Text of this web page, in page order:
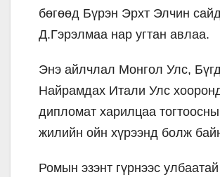
бөгөөд Бүрэн Эрхт Элчин сайд
Д.Гэрэлмаа нар угтан авлаа.
Энэ айлчлал Монгол Улс, Бүгд
Найрамдах Итали Улс
дипломат харилцаа
жилийн ойн хүрээнд болж
Ромын эзэнт гүрнээс